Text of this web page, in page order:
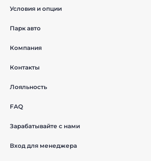
Условия и опции
Парк авто
Компания
Контакты
Лояльность
FAQ
Зарабатывайте с нами
Вход для менеджера